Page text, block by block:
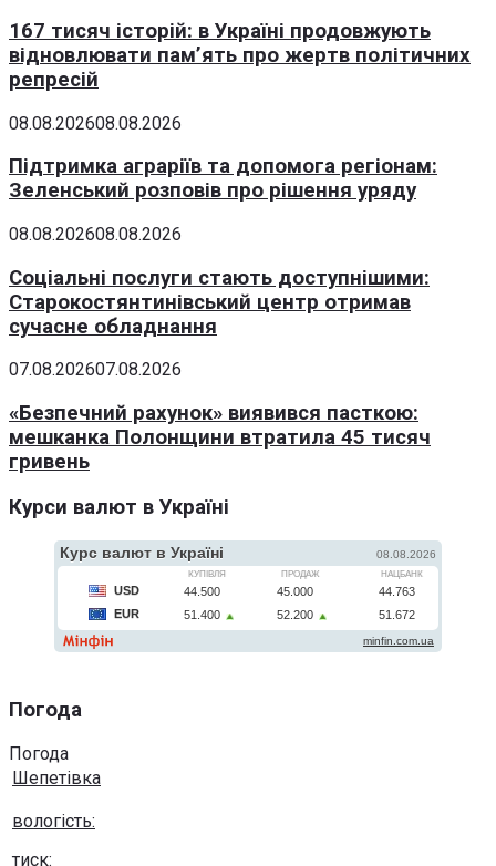
167 тисяч історій: в Україні продовжують
відновлювати пам’ять про жертв політичних
репресій
08.08.202608.08.2026
Підтримка аграріїв та допомога регіонам:
Зеленський розповів про рішення уряду
08.08.202608.08.2026
Соціальні послуги стають доступнішими:
Старокостянтинівський центр отримав
сучасне обладнання
07.08.202607.08.2026
«Безпечний рахунок» виявився пасткою:
мешканка Полонщини втратила 45 тисяч
гривень
Курси валют в Україні
Погода
Погода
Шепетівка
вологість:
тиск: